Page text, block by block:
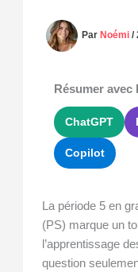
ParNoémi/
Résumer avec
ChatGPT
Copilot
La période 5 en
(PS) marque un
l’apprentissage
question